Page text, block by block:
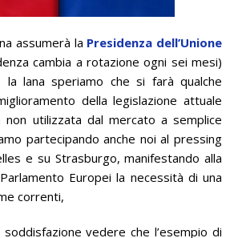
assumerà la Presidenza dell’Unione
cambia a rotazione ogni sei mesi)
la lana speriamo che si farà qualche
della legislazione attuale
non utilizzata dal mercato a semplice
partecipando anche noi al pressing
e su Strasburgo, manifestando alla
Europei la necessità di una
correnti,
soddisfazione vedere che l’esempio di